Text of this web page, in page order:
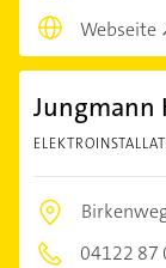
Webseite
Jungmann
04122 87